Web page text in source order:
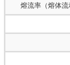
熔流率（熔体